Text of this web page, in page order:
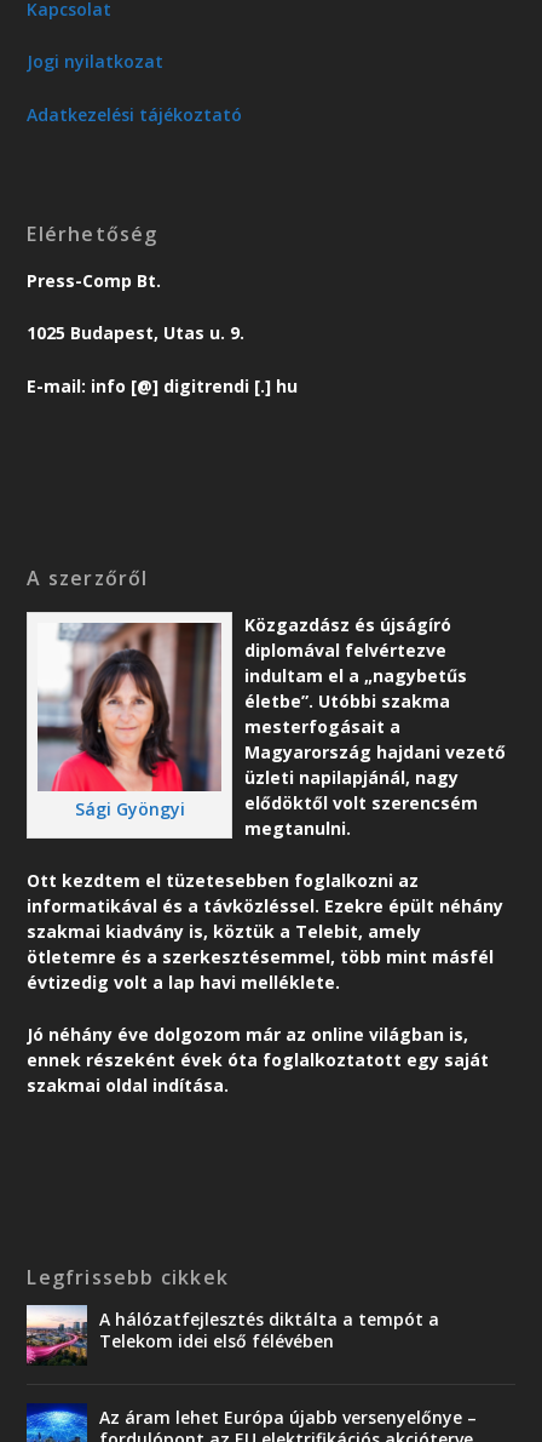
Kapcsolat
Jogi nyilatkozat
Adatkezelési tájékoztató
Elérhetőség
Press-Comp Bt.
1025 Budapest, Utas u. 9.
E-mail: info [@] digitrendi [.] hu
A szerzőről
Sági Gyöngyi
Közgazdász és újságíró
diplomával felvértezve
indultam el a „nagybetűs
életbe”. Utóbbi szakma
mesterfogásait a
Magyarország hajdani vezető
üzleti napilapjánál, nagy
elődöktől volt szerencsém
megtanulni.
Ott kezdtem el tüzetesebben foglalkozni az
informatikával és a távközléssel. Ezekre épült néhány
szakmai kiadvány is, köztük a Telebit, amely
ötletemre és a szerkesztésemmel, több mint másfél
évtizedig volt a lap havi melléklete.
Jó néhány éve dolgozom már az online világban is,
ennek részeként évek óta foglalkoztatott egy saját
szakmai oldal indítása.
Legfrissebb cikkek
A hálózatfejlesztés diktálta a tempót a
Telekom idei első félévében
Az áram lehet Európa újabb versenyelőnye –